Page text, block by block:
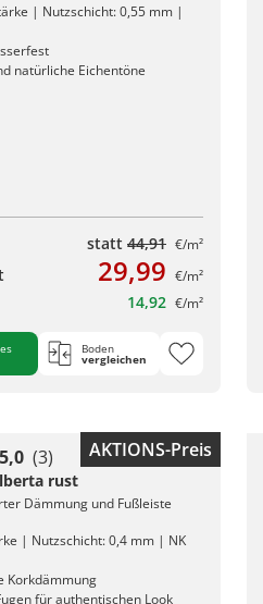
| Nutzschicht: 0,55 mm |
natürliche Eichentöne
statt 44,91 €/m²
29,99 €/m²
14,92 €/m²
Boden
vergleichen
AKTIONS-Preis
5,0 (3)
rust
Dämmung und Fußleiste
| Nutzschicht: 0,4 mm | NK
Korkdämmung
für authentischen Look